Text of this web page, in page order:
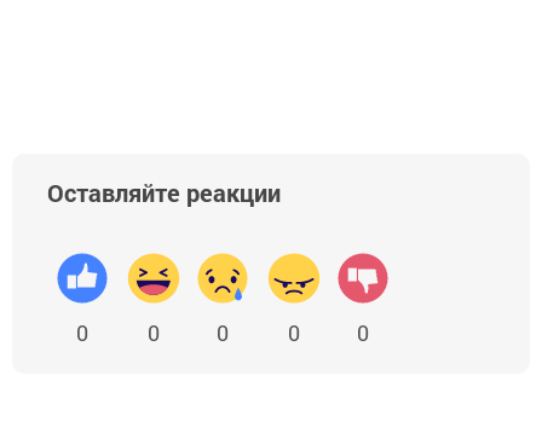
Оставляйте реакции
0 0 0 0 0